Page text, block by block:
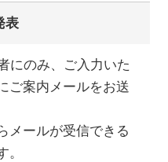
表
にのみ、ご入力いた
ご案内メールをお送
メールが受信できる
。